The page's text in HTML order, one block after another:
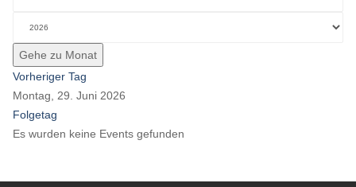
Gehe zu Monat
Vorheriger Tag
Montag, 29. Juni 2026
Folgetag
Es wurden keine Events gefunden